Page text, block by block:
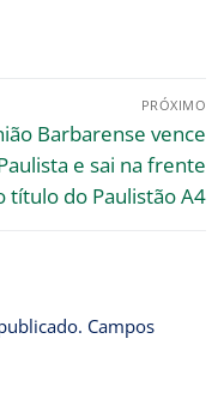
PRÓXIMO
Barbarense vence
e sai na frente
título do Paulistão A4
Campos